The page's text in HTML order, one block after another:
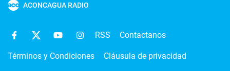
ACONCAGUA RADIO
RSS Contactanos
Términos y Condiciones Cláusula de privacidad